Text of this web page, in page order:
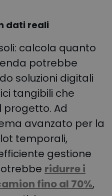
dati reali
calcola quanto
potrebbe
soluzioni digitali
tangibili che
Ad
avanzato per la
temporali,
gestione
ridurre i
fino al 70%,